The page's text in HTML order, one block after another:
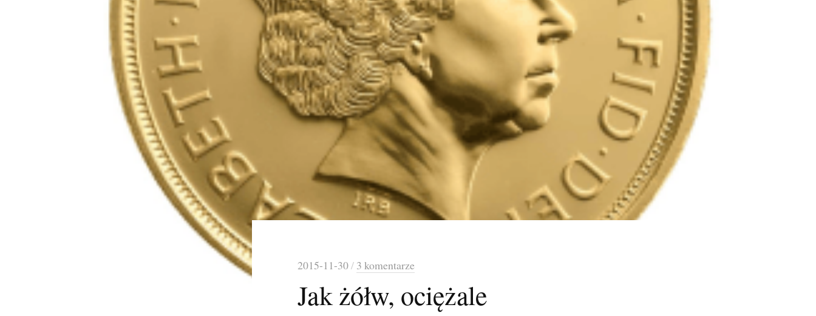
2015-11-30/ 3 komentarze
Jak żółw, ociężale